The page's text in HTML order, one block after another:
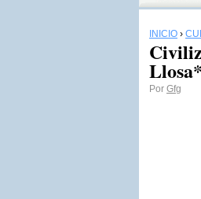
INICIO ›
Llosa*
Por Gfg